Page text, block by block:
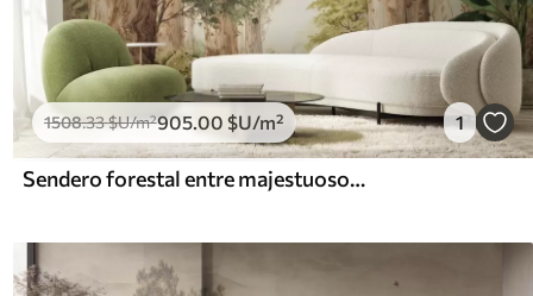
1508.33$U/m²905.00 $U/m² 1
Sendero forestal entre majestuosos árboles en estilo acuarela